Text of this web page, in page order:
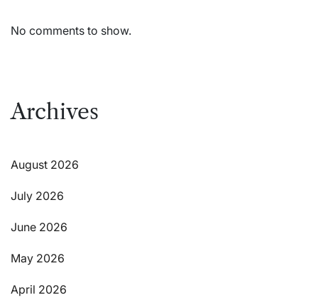
No comments to show.
Archives
August 2026
July 2026
June 2026
May 2026
April 2026